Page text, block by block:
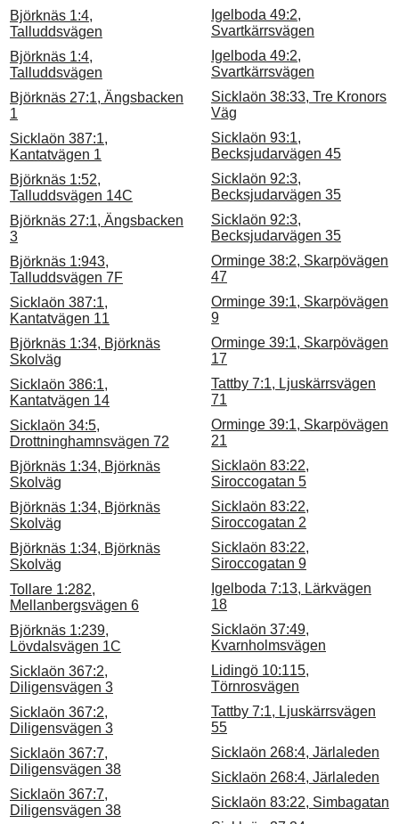
Björknäs 1:4,
Talluddsvägen
Björknäs 1:4,
Talluddsvägen
Björknäs 27:1, Ängsbacken
1
Sicklaön 387:1,
Kantatvägen 1
Björknäs 1:52,
Talluddsvägen 14C
Björknäs 27:1, Ängsbacken
3
Björknäs 1:943,
Talluddsvägen 7F
Sicklaön 387:1,
Kantatvägen 11
Björknäs 1:34, Björknäs
Skolväg
Sicklaön 386:1,
Kantatvägen 14
Sicklaön 34:5,
Drottninghamnsvägen 72
Björknäs 1:34, Björknäs
Skolväg
Björknäs 1:34, Björknäs
Skolväg
Björknäs 1:34, Björknäs
Skolväg
Tollare 1:282,
Mellanbergsvägen 6
Björknäs 1:239,
Lövdalsvägen 1C
Sicklaön 367:2,
Diligensvägen 3
Sicklaön 367:2,
Diligensvägen 3
Sicklaön 367:7,
Diligensvägen 38
Sicklaön 367:7,
Diligensvägen 38
Igelboda 49:2,
Svartkärrsvägen
Igelboda 49:2,
Svartkärrsvägen
Sicklaön 38:33, Tre Kronors
Väg
Sicklaön 93:1,
Becksjudarvägen 45
Sicklaön 92:3,
Becksjudarvägen 35
Sicklaön 92:3,
Becksjudarvägen 35
Orminge 38:2, Skarpövägen
47
Orminge 39:1, Skarpövägen
9
Orminge 39:1, Skarpövägen
17
Tattby 7:1, Ljuskärrsvägen
71
Orminge 39:1, Skarpövägen
21
Sicklaön 83:22,
Siroccogatan 5
Sicklaön 83:22,
Siroccogatan 2
Sicklaön 83:22,
Siroccogatan 9
Igelboda 7:13, Lärkvägen
18
Sicklaön 37:49,
Kvarnholmsvägen
Lidingö 10:115,
Törnrosvägen
Tattby 7:1, Ljuskärrsvägen
55
Sicklaön 268:4, Järlaleden
Sicklaön 268:4, Järlaleden
Sicklaön 83:22, Simbagatan